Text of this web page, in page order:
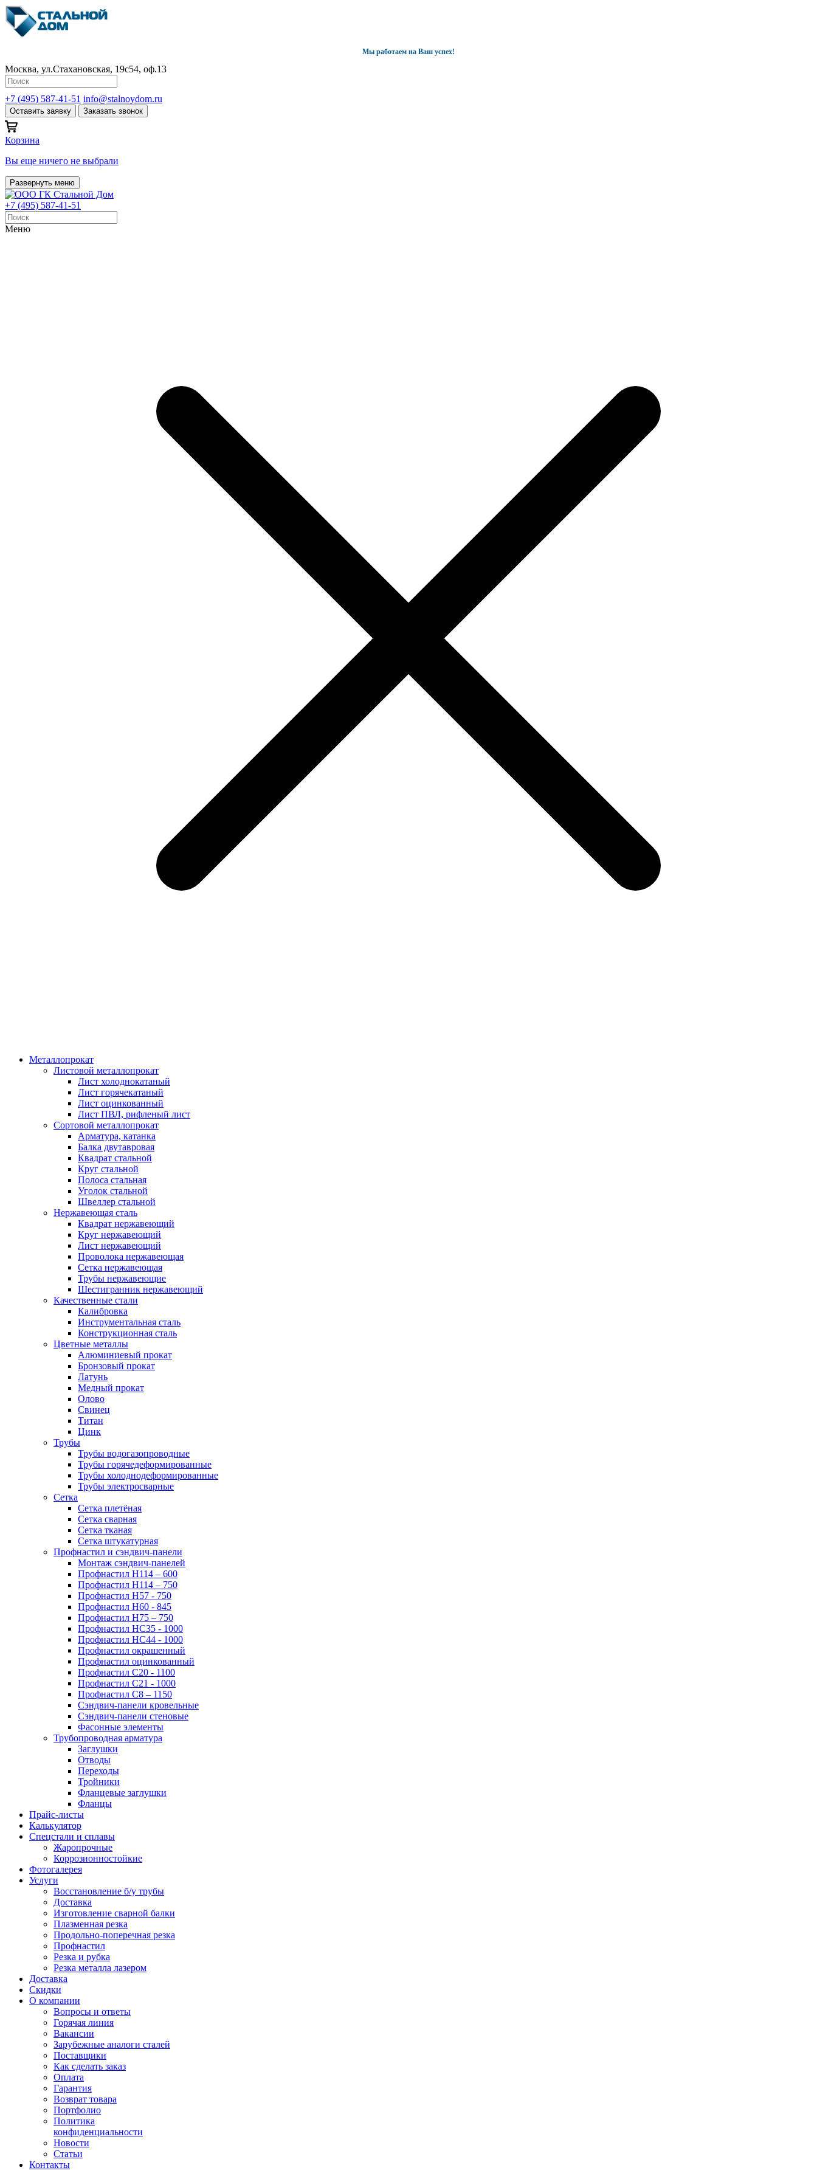
Мы работаем на Ваш успех!
Москва, ул.Стахановская, 19с54, оф.13
+7 (495) 587-41-51 info@stalnoydom.ru
Оставить заявку Заказать звонок
Корзина
Вы еще ничего не выбрали
Развернуть меню
+7 (495) 587-41-51
Меню
Металлопрокат
Листовой металлопрокат
Лист холоднокатаный
Лист горячекатаный
Лист оцинкованный
Лист ПВЛ, рифленый лист
Сортовой металлопрокат
Арматура, катанка
Балка двутавровая
Квадрат стальной
Круг стальной
Полоса стальная
Уголок стальной
Швеллер стальной
Нержавеющая сталь
Квадрат нержавеющий
Круг нержавеющий
Лист нержавеющий
Проволока нержавеющая
Сетка нержавеющая
Трубы нержавеющие
Шестигранник нержавеющий
Качественные стали
Калибровка
Инструментальная сталь
Конструкционная сталь
Цветные металлы
Алюминиевый прокат
Бронзовый прокат
Латунь
Медный прокат
Олово
Свинец
Титан
Цинк
Трубы
Трубы водогазопроводные
Трубы горячедеформированные
Трубы холоднодеформированные
Трубы электросварные
Сетка
Сетка плетёная
Сетка сварная
Сетка тканая
Сетка штукатурная
Профнастил и сэндвич-панели
Монтаж сэндвич-панелей
Профнастил Н114 – 600
Профнастил Н114 – 750
Профнастил Н57 - 750
Профнастил Н60 - 845
Профнастил Н75 – 750
Профнастил НС35 - 1000
Профнастил НС44 - 1000
Профнастил окрашенный
Профнастил оцинкованный
Профнастил С20 - 1100
Профнастил С21 - 1000
Профнастил С8 – 1150
Сэндвич-панели кровельные
Сэндвич-панели стеновые
Фасонные элементы
Трубопроводная арматура
Заглушки
Отводы
Переходы
Тройники
Фланцевые заглушки
Фланцы
Прайс-листы
Калькулятор
Спецстали и сплавы
Жаропрочные
Коррозионностойкие
Фотогалерея
Услуги
Восстановление б/у трубы
Доставка
Изготовление сварной балки
Плазменная резка
Продольно-поперечная резка
Профнастил
Резка и рубка
Резка металла лазером
Доставка
Скидки
О компании
Вопросы и ответы
Горячая линия
Вакансии
Зарубежные аналоги сталей
Поставщики
Как сделать заказ
Оплата
Гарантия
Возврат товара
Портфолио
Политика
конфиденциальности
Новости
Статьи
Контакты